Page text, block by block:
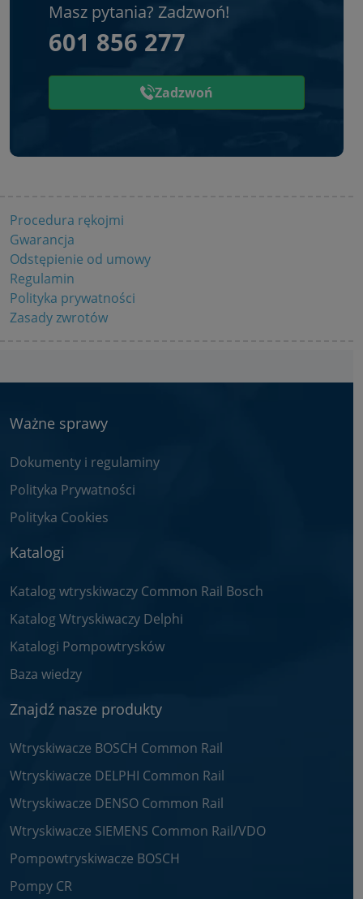
Masz pytania? Zadzwoń!
601 856 277
Zadzwoń
Procedura rękojmi
Gwarancja
Odstępienie od umowy
Regulamin
Polityka prywatności
Zasady zwrotów
Ważne sprawy
Dokumenty i regulaminy
Polityka Prywatności
Polityka Cookies
Katalogi
Katalog wtryskiwaczy Common Rail Bosch
Katalog Wtryskiwaczy Delphi
Katalogi Pompowtrysków
Baza wiedzy
Znajdź nasze produkty
Wtryskiwacze BOSCH Common Rail
Wtryskiwacze DELPHI Common Rail
Wtryskiwacze DENSO Common Rail
Wtryskiwacze SIEMENS Common Rail/VDO
Pompowtryskiwacze BOSCH
Pompy CR